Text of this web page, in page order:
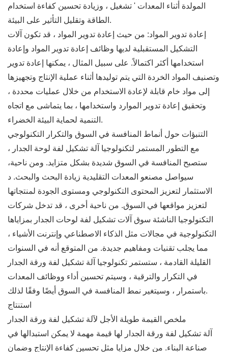
المولدة أثناء المعدات ' تشغيل ، وزيادة تحسين كفاءة استخدام
الطاقة وتقليل التأثير على البيئة.
إعادة تدوير المواد: من حيث إعادة تدوير المواد ، قد تكون آلات
التشكيل المستقبلية لديها وظائف إعادة تدوير المواد وإعادة
استخدامها أكثر اكتمالاً. على سبيل المثال ، يمكنها إعادة تدوير
وتصنيف المواد الخردة التي يتم توليدها أثناء عملية الإنتاج وتجهيزها
إلى مواد خام قابلة لإعادة الاستخدام من خلال عمليات محددة ،
وتحقيق إعادة تدوير الموارد واستخدامها ، بما يتماشى مع اتجاه
التنمية لحماية البيئة الخضراء.
التنبؤات حول أنماط المنافسة في السوق والتكرار التكنولوجي
مع التطور المستمر لتكنولوجيا آلة تشكيل لفة لوحة الجدار ،
ستصبح المنافسة في السوق شديدة بشكل متزايد. ومن ناحية،
سيواصل مصنعو المعدات التقليدية زيادة البحث والبحث. د
الاستثمار لتعزيز المحتوى التكنولوجي ومستوى الجودة لمنتجاتها
لتعزيز مواقعها في السوق. من ناحية أخرى ، قد تدخل شركات
التكنولوجيا الناشئة سوق آلات تشكيل لفة لوحات الجدار بمزاياها
التكنولوجية في مجالات مثل الذكاء الاصطناعي وإنترنت الأشياء ،
مما يجلب تقنيات ومفاهيم جديدة. من المتوقع أنه في السنوات
القليلة القادمة ، ستستمر تكنولوجيا آلة تشكيل لفة ورقة الجدار
في التكرار والترقية ، وسيتم تحسين أداء ووظائف المعدات
باستمرار ، وسيتغير نمط المنافسة في السوق أيضًا وفقًا لذلك.
استنتاج
ملخص القيمة طويلة الأجل لآلة تشكيل لفة ورقة الجدار
آلة تشكيل لفة ورقة الجدار لها قيمة مهمة لا يمكن استبدالها في
صناعة البناء. من خلال مزايا مثل تحسين كفاءة الإنتاج وضمان